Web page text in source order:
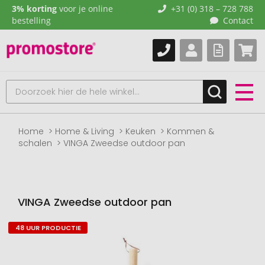
3% korting voor je online
bestelling
+31 (0) 318 – 728 788
Contact
Home Home & Living Keuken
Kommen &
schalen
VINGA Zweedse outdoor pan
VINGA Zweedse outdoor pan
Naar
48 UUR PRODUCTIE